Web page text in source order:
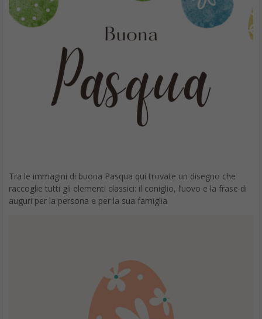
Tra le immagini di buona Pasqua qui trovate un disegno che
raccoglie tutti gli elementi classici: il coniglio, l’uovo e la frase di
auguri per la persona e per la sua famiglia